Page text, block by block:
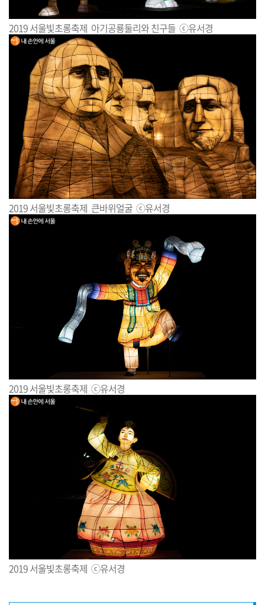
2019 서울빛초롱축제 아기공룡둘리와 친구들 ⓒ유서경
2019 서울빛초롱축제 큰바위얼굴 ⓒ유서경
2019 서울빛초롱축제 ⓒ유서경
2019 서울빛초롱축제 ⓒ유서경